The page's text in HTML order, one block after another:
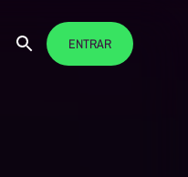
ENTRAR